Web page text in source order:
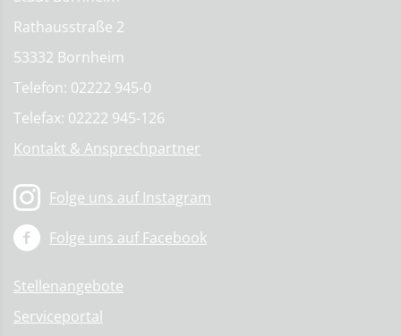
Rathausstraße 2
53332 Bornheim
Telefon: 02222 945-0
Telefax: 02222 945-126
Kontakt & Ansprechpartner
Folge uns auf Instagram
Folge uns auf Facebook
Stellenangebote
Serviceportal